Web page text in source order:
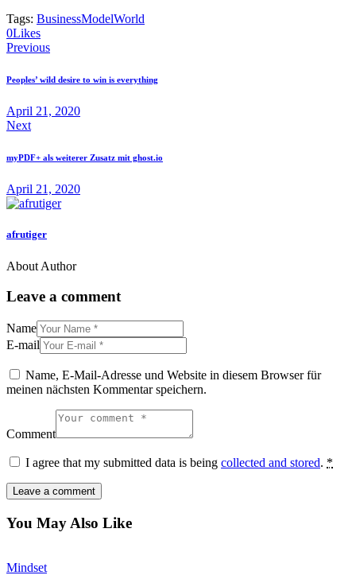
Tags: BusinessModelWorld
0Likes
Previous
Peoples’ wild desire to win is everything
April 21, 2020
Next
myPDF+ als weiterer Zusatz mit ghost.io
April 21, 2020
afrutiger
About Author
Leave a comment
Name
E-mail
Name, E-Mail-Adresse und Website in diesem Browser für
meinen nächsten Kommentar speichern.
Comment
I agree that my submitted data is being collected and stored. *
You May Also Like
Mindset